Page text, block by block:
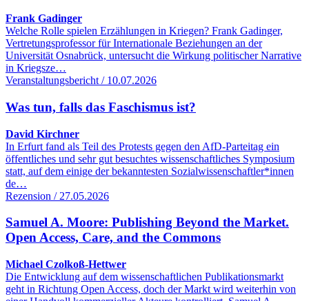
Frank Gadinger
Welche Rolle spielen Erzählungen in Kriegen? Frank Gadinger,
Vertretungsprofessor für Internationale Beziehungen an der
Universität Osnabrück, untersucht die Wirkung politischer Narrative
in Kriegsze…
Veranstaltungsbericht / 10.07.2026
Was tun, falls das Faschismus ist?
David Kirchner
In Erfurt fand als Teil des Protests gegen den AfD-Parteitag ein
öffentliches und sehr gut besuchtes wissenschaftliches Symposium
statt, auf dem einige der bekanntesten Sozialwissenschaftler*innen
de…
Rezension / 27.05.2026
Samuel A. Moore: Publishing Beyond the Market.
Open Access, Care, and the Commons
Michael Czolkoß-Hettwer
Die Entwicklung auf dem wissenschaftlichen Publikationsmarkt
geht in Richtung Open Access, doch der Markt wird weiterhin von